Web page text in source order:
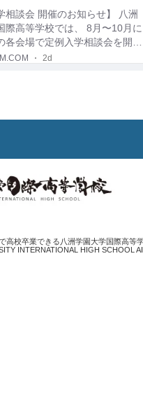
高校卒業できる八洲学園大学国際高等
INTERNATIONAL HIGH SCHOOL